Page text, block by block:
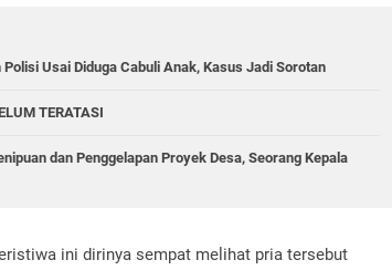
Usai Diduga Cabuli Anak, Kasus Jadi Sorotan
TERATASI
dan Penggelapan Proyek Desa, Seorang Kepala
ini dirinya sempat melihat pria tersebut